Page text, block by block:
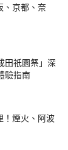
、京都、奈
田祇園祭」深
驗指南
！煙火、阿波